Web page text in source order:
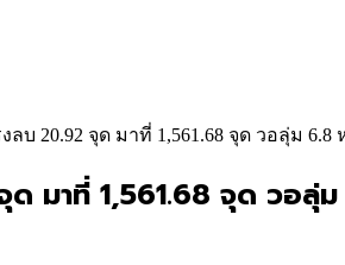
ลบ 20.92 จุด มาที่ 1,561.68 จุด วอลุ่ม
มาที่ 1,561.68 จุด วอลุ่